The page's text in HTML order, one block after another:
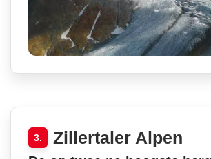
3. Zillertaler Alpen